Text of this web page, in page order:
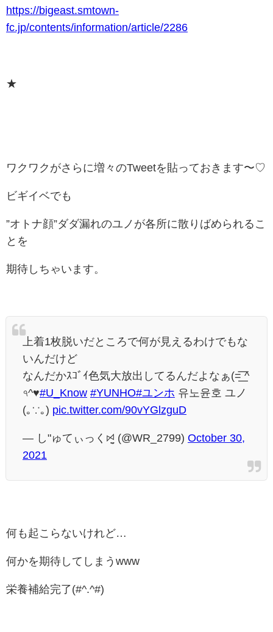
https://bigeast.smtown-
fc.jp/contents/information/article/2286
★
ワクワクがさらに増々のTweetを貼っておきます〜♡
ビギイベでも
”オトナ顔”ダダ漏れのユノが各所に散りばめられるこ
とを
期待しちゃいます。
上着1枚脱いだところで何が見えるわけでもな
いんだけど
なんだかｽｺﾞｲ色気大放出してるんだよなぁ(=͟͟͞͞ ^
৭^♥︎#U_Know #YUNHO#ユンホ 유노윤호 ユノ
(｡∵｡) pic.twitter.com/90vYGlzguD
— し"ゅてぃっくꗯ̤̮ (@WR_2799) October 30,
2021
何も起こらないけれど…
何かを期待してしまうwww
栄養補給完了(#^.^#)